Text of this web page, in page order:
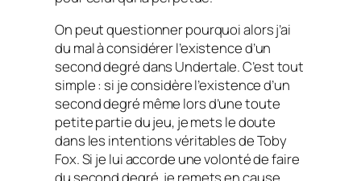
On peut questionner pourquoi alors j’ai
du mal à considérer l’existence d’un
second degré dans Undertale. C’est tout
simple : si je considère l’existence d’un
second degré même lors d’une toute
petite partie du jeu, je mets le doute
dans les intentions véritables de Toby
Fox. Si je lui accorde une volonté de faire